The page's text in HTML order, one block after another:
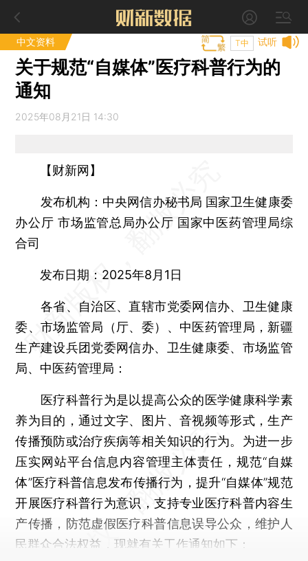
中文资料 试听
T中
关于规范“自媒体”医疗科普行为的
通知
2025年08月21日 14:30
【财新网】
发布机构：中央网信办秘书局 国家卫生健康委
办公厅 市场监管总局办公厅 国家中医药管理局综
合司
发布日期：2025年8月1日
各省、自治区、直辖市党委网信办、卫生健康
委、市场监管局（厅、委）、中医药管理局，新疆
生产建设兵团党委网信办、卫生健康委、市场监管
局、中医药管理局：
医疗科普行为是以提高公众的医学健康科学素
养为目的，通过文字、图片、音视频等形式，生产
传播预防或治疗疾病等相关知识的行为。为进一步
压实网站平台信息内容管理主体责任，规范“自媒
体”医疗科普信息发布传播行为，提升“自媒体”规范
开展医疗科普行为意识，支持专业医疗科普内容生
产传播，防范虚假医疗科普信息误导公众，维护人
民群众合法权益，现就有关工作通知如下：